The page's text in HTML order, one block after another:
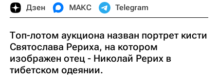
Дзен МАКС Telegram
Топ-лотом аукциона назван портрет кисти
Святослава Рериха, на котором
изображен отец - Николай Рерих в
тибетском одеянии.